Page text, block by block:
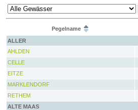
Pegelname
ALLER
AHLDEN
CELLE
EITZE
MARKLENDORF
RETHEM
ALTE MAAS